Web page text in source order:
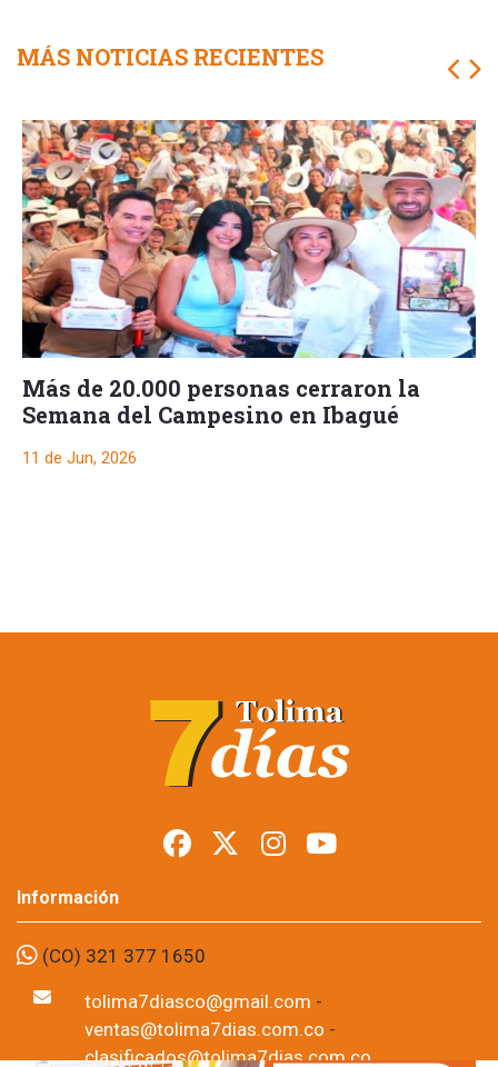
MÁS NOTICIAS RECIENTES
Más de 20.000 personas cerraron la
Semana del Campesino en Ibagué
11 de Jun, 2026
personas cerraron la
Semana del
Campesino en Ibagué
Foto: suministrada a Tolima7Días.